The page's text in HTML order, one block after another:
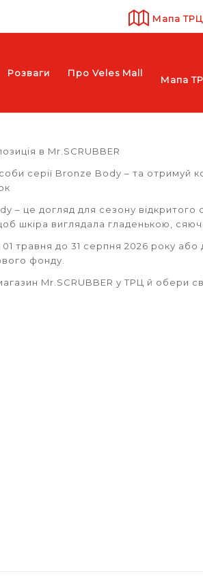
Мапа ТРЦ
Розваги Про Veles Mall
Мапа
в Mr.SCRUBBER
серії Bronze Body – та отримуй
– це догляд для сезону відкритого
шкіра виглядала гладенькою,
01 травня до 31 серпня 2026 року або
фонду.
Mr.SCRUBBER у ТРЦ й обери